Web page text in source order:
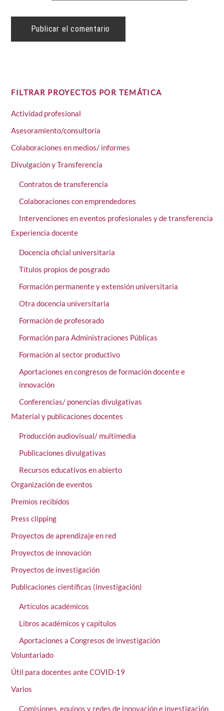
FILTRAR PROYECTOS POR TEMÁTICA
Actividad profesional
Asesoramiento/consultoría
Colaboraciones en medios/ informes
Divulgación y Transferencia
Contratos de transferencia
Colaboraciones con emprendedores
Intervenciones en eventos profesionales y de transferencia
Experiencia docente
Docencia oficial universitaria
Títulos propios de posgrado
Formación permanente y extensión universitaria
Otra docencia universitaria
Formación de profesorado
Formación para Administraciones Públicas
Formación al sector productivo
Aportaciones en congresos de formación docente e
innovación
Conferencias/ ponencias divulgativas
Material y publicaciones docentes
Producción audiovisual/ multimedia
Publicaciones divulgativas
Recursos educativos en abierto
Organización de eventos
Premios recibidos
Press clipping
Proyectos de aprendizaje en red
Proyectos de innovación
Proyectos de investigación
Publicaciones científicas (investigación)
Artículos académicos
Libros académicos y capítulos
Aportaciones a Congresos de investigación
Voluntariado
Útil para docentes ante COVID-19
Varios
Comisiones, equipos y redes de innovación e investigación